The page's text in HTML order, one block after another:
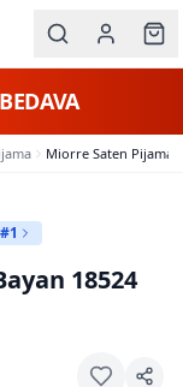
Miorre Saten Pijama
18524